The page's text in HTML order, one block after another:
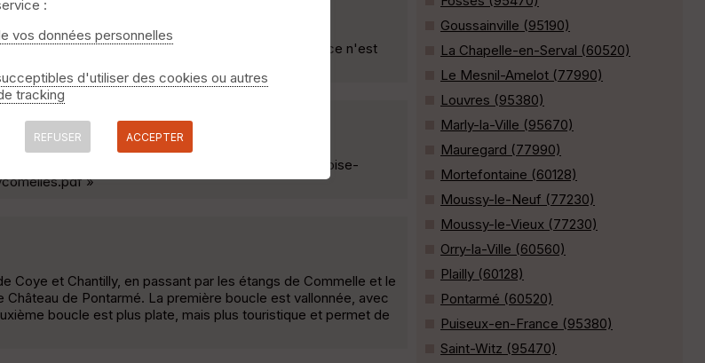
Menée par Gabriel Pas de difficultés particulières si ce n'est
la brochure décrivant le circuit : http://www.parc-oise-
»
Coye et Chantilly, en passant par les étangs de Commelle et le
de Pontarmé. La première boucle est vallonnée, avec
boucle est plus plate, mais plus touristique et permet de
Goussainville (95190)
La Chapelle-en-Serval (60520)
Le Mesnil-Amelot (77990)
Louvres (95380)
Marly-la-Ville (95670)
Mauregard (77990)
Mortefontaine (60128)
Moussy-le-Neuf (77230)
Moussy-le-Vieux (77230)
Orry-la-Ville (60560)
Plailly (60128)
Pontarmé (60520)
Puiseux-en-France (95380)
Saint-Witz (95470)
:
vos données personnelles
d'utiliser des cookies ou autres
tracking
REFUSER ACCEPTER